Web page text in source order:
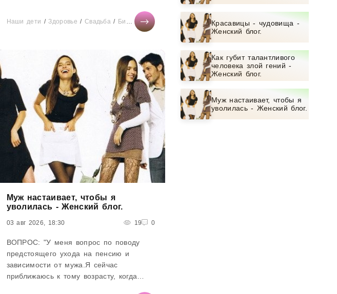
Дом/СТАТЬИ/Гороскоп/Красота/Истории из жизни /Свадьба/Диеты/Бизнес/Мир женщины
хранителем.Но бывают злые...
Наши дети /Здоровье / Свадьба / Бизнес /Тесты онлайн/Красота/СТАТЬИ /Отношения
Муж настаивает, чтобы я
уволилась - Женский блог.
03 авг 2026, 18:30 19 0
ВОПРОС: "У меня вопрос по поводу
предстоящего ухода на пенсию и
зависимости от мужа.Я сейчас
приближаюсь к тому возрасту, когда
Красавицы - чудовища -
Женский блог.
Как губит талантливого
человека злой гений -
Женский блог.
Муж настаивает, чтобы я
уволилась - Женский блог.